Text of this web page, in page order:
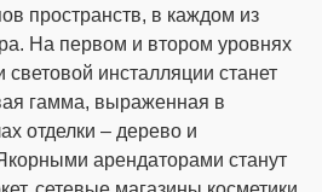
пространств, в каждом из
На первом и втором уровнях
инсталляции станет
гамма, выраженная в
отделки – дерево и
арендаторами станут